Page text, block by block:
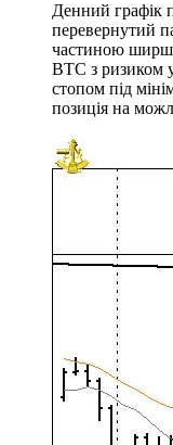
Денний графік
перевернутий
частиною
BTC з ризиком
стопом під
позиція на